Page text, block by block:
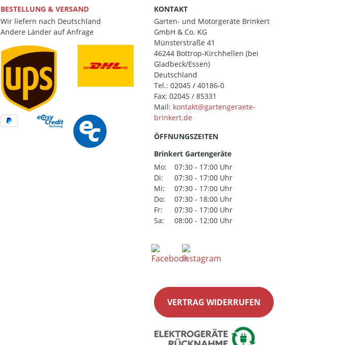
BESTELLUNG & VERSAND
Wir liefern nach Deutschland
Andere Länder auf Anfrage
KONTAKT
Garten- und Motorgeräte Brinkert
GmbH & Co. KG
Münsterstraße 41
46244 Bottrop-Kirchhellen (bei
Gladbeck/Essen)
Deutschland
Tel.: 02045 / 40186-0
Fax: 02045 / 85331
Mail:
ÖFFNUNGSZEITEN
Brinkert Gartengeräte
Mo:
07:30 - 17:00 Uhr
Di:
07:30 - 17:00 Uhr
Mi:
07:30 - 17:00 Uhr
Do:
07:30 - 18:00 Uhr
Fr:
07:30 - 17:00 Uhr
Sa:
08:00 - 12:00 Uhr
VERTRAG WIDERRUFEN